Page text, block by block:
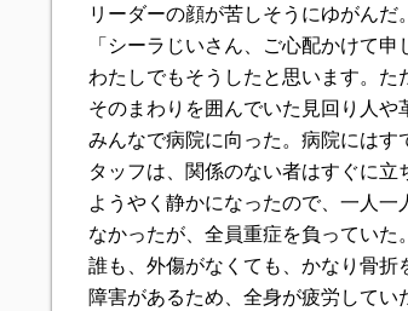
リーダーの顔が苦しそうにゆがんだ。
「シーラじいさん、ご心配かけて
わたしでもそうしたと思います。た
そのまわりを囲んでいた見回り人や
みんなで病院に向った。病院には
タッフは、関係のない者はすぐに立
ようやく静かになったので、一人
なかったが、全員重症を負っていた
誰も、外傷がなくても、かなり骨
障害があるため、全身が疲労してい